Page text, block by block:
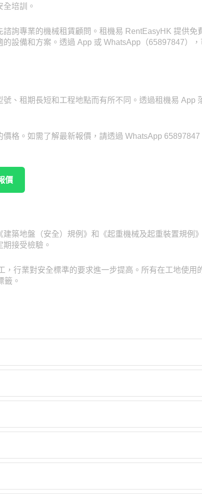
培訓。
詢專業的機械租賃顧問。租機易 RentEasyHK 提供免
設備和方案。透過 App 或 WhatsApp（65897847）
、租期長短和工程地點而有所不同。透過租機易 App
格。如需了解最新報價，請透過 WhatsApp 65897847
價
築地盤（安全）規例》和《起重機械及起重裝置規例
接受檢驗。
行業對安全標準的要求進一步提高。所有在工地使用
籤。